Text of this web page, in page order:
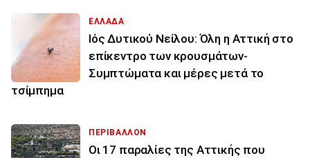
ΕΛΛΑΔΑ
Ιός Δυτικού Νείλου: Όλη η Αττική στο
επίκεντρο των κρουσμάτων-
Συμπτώματα και μέρες μετά το
τσίμπημα
ΠΕΡΙΒΑΛΛΟΝ
Οι 17 παραλίες της Αττικής που